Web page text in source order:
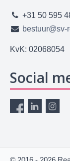
+31 50 595
bestuur@sv-
KvK: 02068054
Social